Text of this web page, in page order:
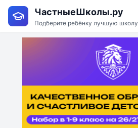
ЧастныеШколы.ру
Подберите ребёнку лучшую школу